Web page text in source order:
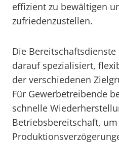
effizient zu bewältigen
zufriedenzustellen.
Die
darauf spezialisiert,
der verschiedenen
Für Gewerbetreibende
schnelle
Betriebsbereitschaft,